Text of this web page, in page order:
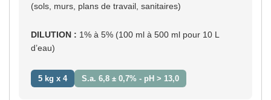
(sols, murs, plans de travail, sanitaires)
DILUTION : 1% à 5% (100 ml à 500 ml pour 10 L
d’eau)
5 kg x 4 S.a. 6,8 ± 0,7% - pH > 13,0